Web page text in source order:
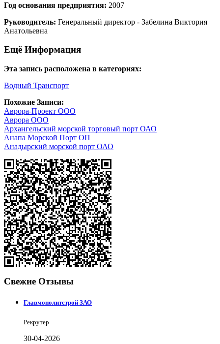
Год основания предприятия: 2007
Руководитель: Генеральный директор - Забелина Виктория
Анатольевна
Ещё Информация
Эта запись расположена в категориях:
Водный Транспорт
Похожие Записи:
Аврора-Проект ООО
Аврора ООО
Архангельский морской торговый порт ОАО
Анапа Морской Порт ОП
Анадырский морской порт ОАО
Свежие Отзывы
Главмонолитстрой ЗАО
Рекрутер
30-04-2026